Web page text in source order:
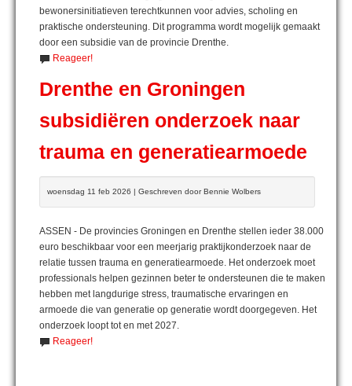
bewonersinitiatieven terechtkunnen voor advies, scholing en
praktische ondersteuning. Dit programma wordt mogelijk gemaakt
door een subsidie van de provincie Drenthe.
Reageer!
Drenthe en Groningen
subsidiëren onderzoek naar
trauma en generatiearmoede
woensdag 11 feb 2026 | Geschreven door Bennie Wolbers
ASSEN - De provincies Groningen en Drenthe stellen ieder 38.000
euro beschikbaar voor een meerjarig praktijkonderzoek naar de
relatie tussen trauma en generatiearmoede. Het onderzoek moet
professionals helpen gezinnen beter te ondersteunen die te maken
hebben met langdurige stress, traumatische ervaringen en
armoede die van generatie op generatie wordt doorgegeven. Het
onderzoek loopt tot en met 2027.
Reageer!